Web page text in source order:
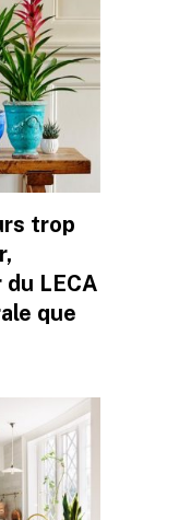
trop
LECA
que